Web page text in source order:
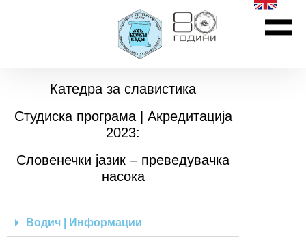
Катедра за славистика
Студиска програма | Акредитација
2023:
Словенечки јазик – преведувачка
насока
Водич | Информации